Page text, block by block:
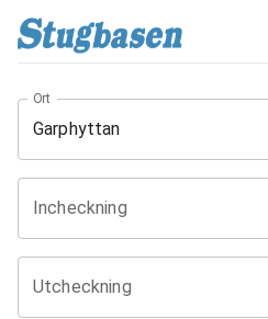
Ort
Incheckning
Utcheckning